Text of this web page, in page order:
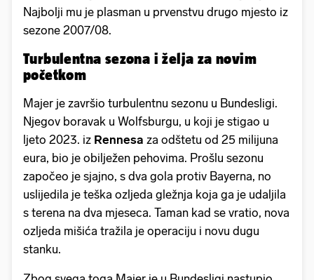
Najbolji mu je plasman u prvenstvu drugo mjesto iz
sezone 2007/08.
Turbulentna sezona i želja za novim
početkom
Majer je završio turbulentnu sezonu u Bundesligi.
Njegov boravak u Wolfsburgu, u koji je stigao u
ljeto 2023. iz Rennesa za odštetu od 25 milijuna
eura, bio je obilježen pehovima. Prošlu sezonu
započeo je sjajno, s dva gola protiv Bayerna, no
uslijedila je teška ozljeda gležnja koja ga je udaljila
s terena na dva mjeseca. Taman kad se vratio, nova
ozljeda mišića tražila je operaciju i novu dugu
stanku.